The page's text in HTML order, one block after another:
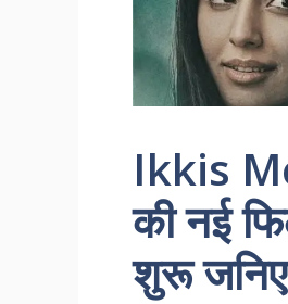
Ikkis
की नई
शुरू जनिए